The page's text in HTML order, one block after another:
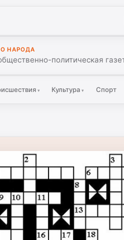
НАРОДА
политическая
▾ Культура▾ Спорт